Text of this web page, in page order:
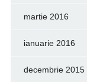
martie 2016
ianuarie 2016
decembrie 2015